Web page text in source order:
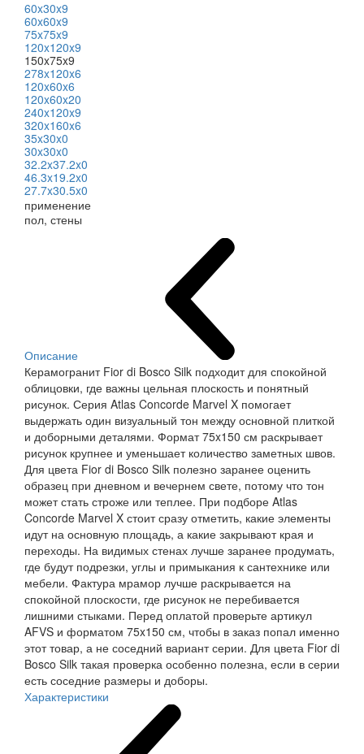
60x30x9
60x60x9
75x75x9
120x120x9
150x75x9
278x120x6
120x60x6
120x60x20
240x120x9
320x160x6
35x30x0
30x30x0
32.2x37.2x0
46.3x19.2x0
27.7x30.5x0
применение
пол, стены
Описание
Керамогранит Fior di Bosco Silk подходит для спокойной
облицовки, где важны цельная плоскость и понятный
рисунок. Серия Atlas Concorde Marvel X помогает
выдержать один визуальный тон между основной плиткой
и доборными деталями. Формат 75x150 см раскрывает
рисунок крупнее и уменьшает количество заметных швов.
Для цвета Fior di Bosco Silk полезно заранее оценить
образец при дневном и вечернем свете, потому что тон
может стать строже или теплее. При подборе Atlas
Concorde Marvel X стоит сразу отметить, какие элементы
идут на основную площадь, а какие закрывают края и
переходы. На видимых стенах лучше заранее продумать,
где будут подрезки, углы и примыкания к сантехнике или
мебели. Фактура мрамор лучше раскрывается на
спокойной плоскости, где рисунок не перебивается
лишними стыками. Перед оплатой проверьте артикул
AFVS и форматом 75x150 см, чтобы в заказ попал именно
этот товар, а не соседний вариант серии. Для цвета Fior di
Bosco Silk такая проверка особенно полезна, если в серии
есть соседние размеры и доборы.
Характеристики